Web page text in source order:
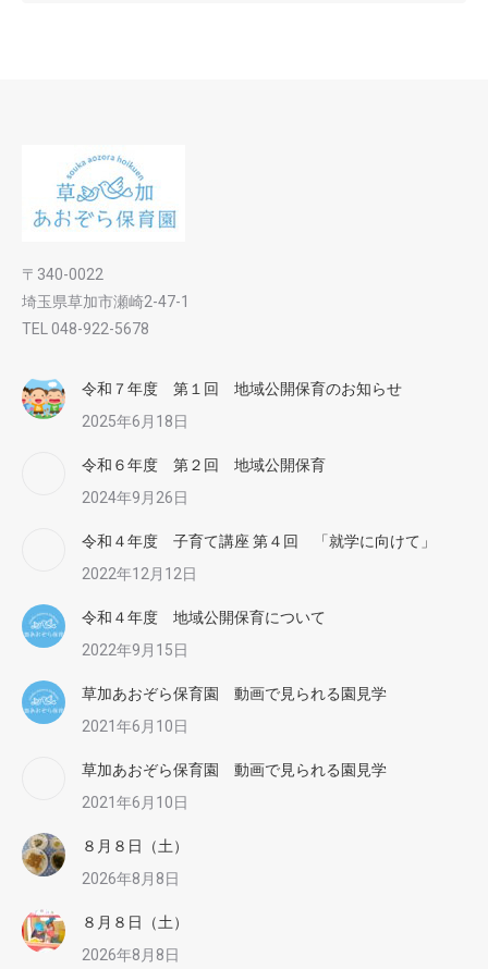
〒340-0022
埼玉県草加市瀬崎2-47-1
TEL 048-922-5678
令和７年度 第１回 地域公開保育のお知らせ
2025年6月18日
令和６年度 第２回 地域公開保育
2024年9月26日
令和４年度 子育て講座 第４回 「就学に向けて」
2022年12月12日
令和４年度 地域公開保育について
2022年9月15日
草加あおぞら保育園 動画で見られる園見学
2021年6月10日
草加あおぞら保育園 動画で見られる園見学
2021年6月10日
８月８日（土）
2026年8月8日
８月８日（土）
2026年8月8日